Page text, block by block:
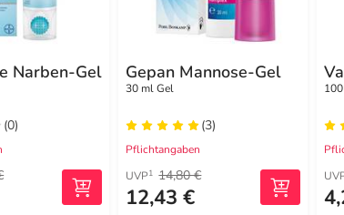
Narben-Gel
(0)
Gepan Mannose-Gel
30 ml Gel
(3)
Pflichtangaben
UVP1 14,80 €
12,43 €